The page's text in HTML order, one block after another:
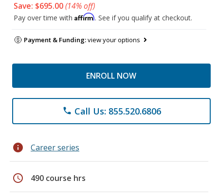
Save: $695.00(14% off)
Pay over time with Affirm. See if you qualify at checkout.
Payment & Funding:view your options
ENROLL NOW
phone Call Us: 855.520.6806
info Career series
schedule 490 course hrs